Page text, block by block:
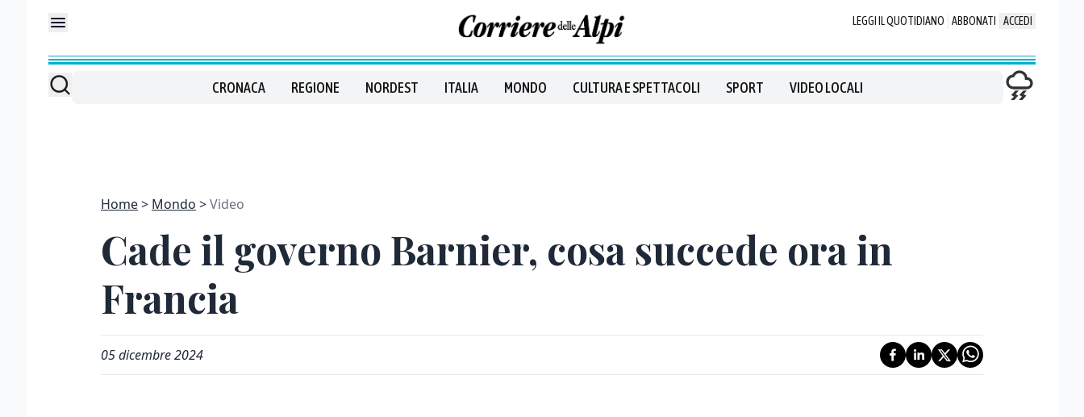
LEGGI IL QUOTIDIANO ABBONATI ACCEDI
CRONACA REGIONE NORDEST ITALIA MONDO CULTURA E SPETTACOLI SPORT VIDEO LOCALI
Home Mondo Video
Cade il governo Barnier, cosa succede ora in
Francia
05 dicembre 2024